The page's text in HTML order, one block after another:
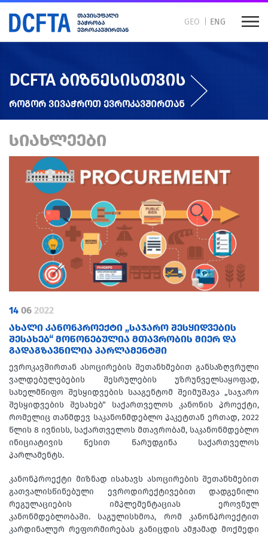
GEO ENG
DCFTA ბიზნესისთვის
როგორ ვივაჭროთ ევროკავშირთან
ᲡᲘᲐᲮᲚᲔᲔᲑᲘ
14 06 2022
ᲐᲮᲐᲚᲘ ᲙᲐᲜᲝᲜᲞᲠᲝᲔᲥᲢᲘ „ᲡᲐᲯᲐᲠᲝ ᲨᲔᲡᲧᲘᲓᲕᲔᲑᲘᲡ
ᲨᲔᲡᲐᲮᲔᲑ“ ᲛᲝᲬᲝᲜᲔᲑᲣᲚᲘᲐ ᲛᲗᲐᲕᲠᲝᲑᲘᲡ ᲛᲘᲔᲠ ᲓᲐ
ᲒᲐᲓᲐᲒᲖᲐᲕᲜᲘᲚᲘᲐ ᲞᲐᲠᲚᲐᲛᲔᲜᲢᲨᲘ
ევროკავშირთან ასოცირების შეთანხმებით განსაზღვრული
ვალდებულებების შესრულების უზრუნველსაყოფად,
სახელმწიფო შესყიდვების სააგენტომ შეიმუშავა „საჯარო
შესყიდვების შესახებ“ საქართველოს კანონის პროექტი,
რომელიც თანმდევ საკანონმდებლო პაკეტთან ერთად, 2022
წლის 8 ივნისს, საქართველოს მთავრობამ, საკანონმდებლო
ინიციატივის წესით წარუდგინა საქართველოს
პარლამენტს.
კანონპროექტი მიზნად ისახავს ასოცირების შეთანხმებით
გათვალისწინებული ევროდირექტივებით დადგენილი
რეგულაციების იმპლემენტაციას ეროვნულ
კანონმდებლობაში. საგულისხმოა, რომ კანონპროექტით
კარდინალურ რეფორმირებას განიცდის ამჟამად მოქმედი